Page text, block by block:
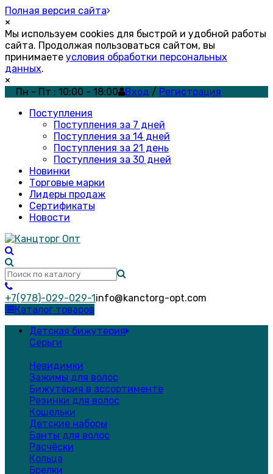
Полная версия сайта
×
Мы используем cookies для быстрой и удобной работы
сайта. Продолжая пользоваться сайтом, вы
принимаете условия обработки персональных
данных.
×
Пн - Пт : 10:00 - 18:00
Вход / Регистрация
Поступления
Поступления за 7 дней
Поступления за 14 дней
Поступления за 21 день
Поступления за 30 дней
Новинки
Торговые марки
Лидеры продаж
Сертификаты
Новости
+7(978)-029-029-1info@kanctorg-opt.com
Каталог товаров
Детская бижутерия
Серьги
Невидимки
Зажимы для волос
Бижутерия в ассортименте
Резинки для волос
Кошельки
Детские наборы
Банты для волос
Расчёски
Кольца
Брелки